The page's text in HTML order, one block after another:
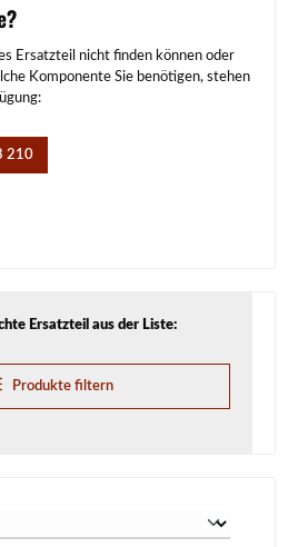
Ersatzteil nicht finden können oder
Komponente Sie benötigen, stehen
210
Ersatzteil aus der Liste:
Produkte filtern